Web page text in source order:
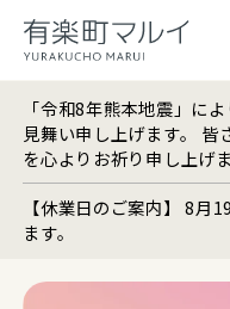
「令和8年熊本地震」に
見舞い申し上げます。
を心よりお祈り申し上げま
【休業日のご案内】 8月
ます。